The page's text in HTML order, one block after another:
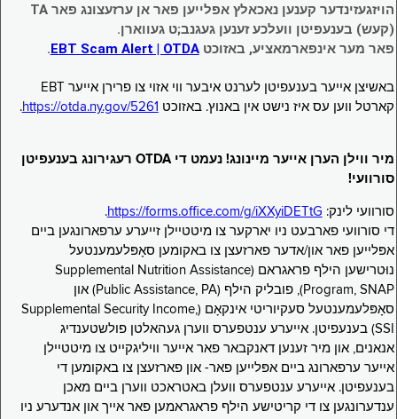
הויזגעזינדער קענען נאכאלץ אפּלייען פאר אן ערזעצונג פאר TA
(קעש) בענעפיטן וועלכע זענען געגנב;ט געווארן.
פאר מער אינפארמאציע, באזוכטEBT Scam Alert | OTDA
.
באשיצן אייער בענעפיטן לערנט איבער ווי אזוי צו פרירן אייער EBT
קארטל ווען עס איז נישט אין באנוץ. באזוכט https://otda.ny.gov/5261
.
מיר ווילן הערן אייער מיינונג! נעמט די OTDA רעגירונג בענעפיטן
סורוועי!
סורוועי לינק: https://forms.office.com/g/iXXyiDETtG
.
די סורוועי פארבעט ניו יארקער צו מיטטיילן זייערע ערפארונגען ביים
אפּלייען פאר און/אדער פארזעצן צו באקומען סאָפּלעמענטעל
נוּטרישען הילף פראגראם (Supplemental Nutrition Assistance
Program, SNAP), פובליק הילף (Public Assistance, PA) און
סאָפּלעמענטעל סעקיוריטי אינקאָם (Supplemental Security Income,
SSI) בענעפיטן. אייערע ענטפערס ווערן געהאלטן פולשטענדיג
אנאנים, און מיר זענען דאנקבאר פאר אייער וויליגקייט צו מיטטיילן
אייער ערפארונג ביים אפּלייען פאר- און פארזעצן צו באקומען די
בענעפיטן. אייערע ענטפערס וועלן באטראכט ווערן ביים מאכן
ענדערונגען צו די קריטישע הילף פראגראמען פאר אייך און אנדערע ניו